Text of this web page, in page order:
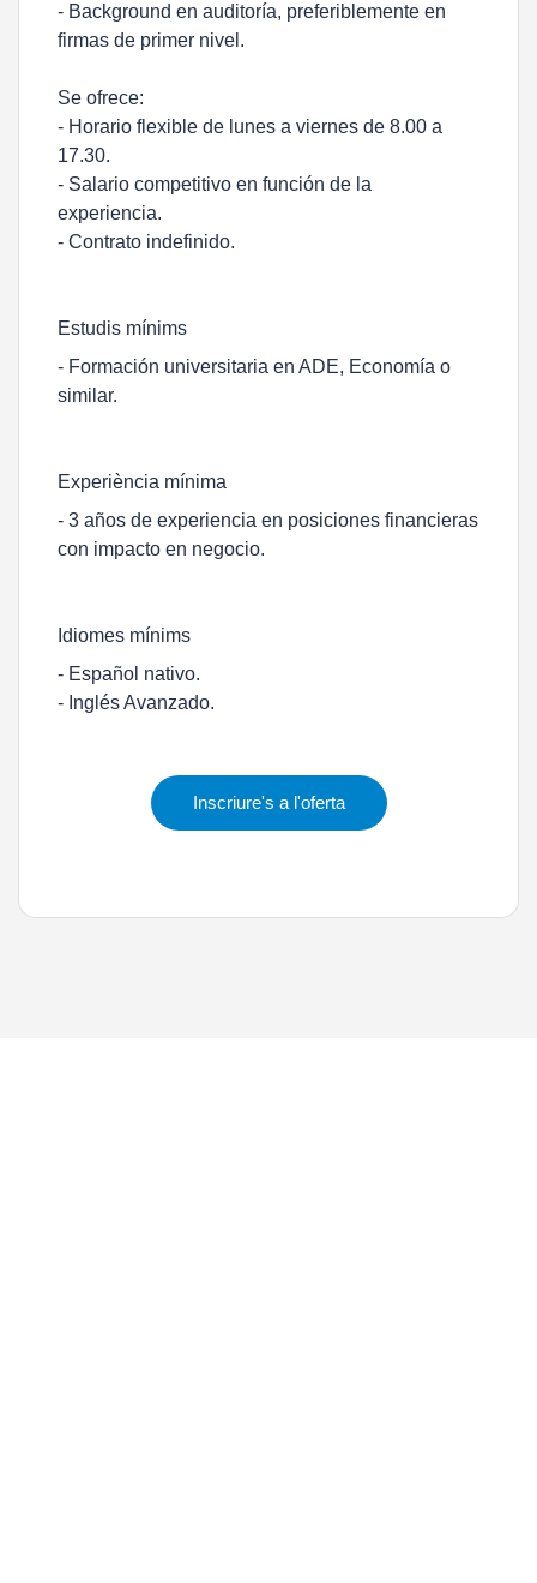
- Background en auditoría, preferiblemente en
firmas de primer nivel.
Se ofrece:
- Horario flexible de lunes a viernes de 8.00 a
17.30.
- Salario competitivo en función de la
experiencia.
- Contrato indefinido.
Estudis mínims
- Formación universitaria en ADE, Economía o
similar.
Experiència mínima
- 3 años de experiencia en posiciones financieras
con impacto en negocio.
Idiomes mínims
- Español nativo.
- Inglés Avanzado.
Inscriure's a l'oferta